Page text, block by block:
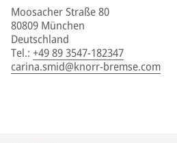
Moosacher Straße 80
80809 München
Deutschland
Tel.: +49 89 3547-182347
carina.smid@knorr-bremse.com